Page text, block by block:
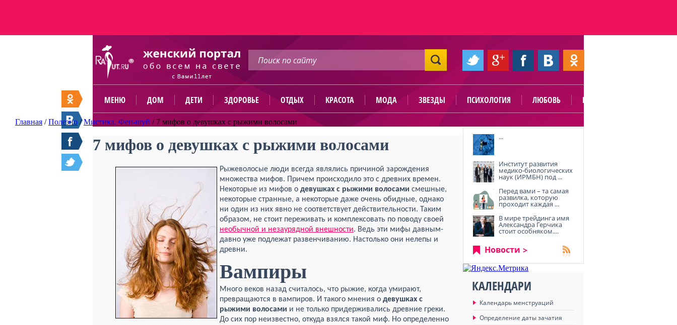
МЕНЮ ДОМ ДЕТИ ЗДОРОВЬЕ ОТДЫХ КРАСОТА МОДА ЗВЕЗДЫ ПСИХОЛОГИЯ ЛЮБОВЬ ПОЛЕЗНО
Главная /Полезно /Мистика, Фен-шуй / 7 мифов о девушках с рыжими волосами
7 мифов о девушках с рыжими волосами
Рыжеволосые люди всегда являлись причиной зарождения
множества мифов. Причем происходило это с древних времен.
Некоторые из мифов о девушках с рыжими волосами смешные,
некоторые странные, а некоторые даже очень обидные, однако
ни один из них явно не соответствует действительности. Таким
образом, не стоит переживать и комплексовать по поводу своей
необычной и незаурядной внешности. Ведь эти мифы давным-
давно уже подлежат развенчиванию. Настолько они нелепы и
древни.
Вампиры
Много веков назад считалось, что рыжие, когда умирают,
превращаются в вампиров. И такого мнения о девушках с
рыжими волосами и не только придерживались древние греки.
До сих пор неизвестно, откуда взялся такой миф. Но определенно
...
Институт развития
медико-биологических
наук (ИРМБН) под ...
Перед вами – та самая
развилка, которую
проходит каждая ...
В мире трейдинга имя
Александра Герчика
стоит особняком....
Новости
КАЛЕНДАРИ
Календарь менструаций
Определение даты зачатия